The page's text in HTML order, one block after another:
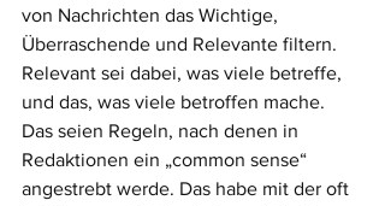
von Nachrichten das Wichtige,
Überraschende und Relevante filtern.
Relevant sei dabei, was viele betreffe,
und das, was viele betroffen mache.
Das seien Regeln, nach denen in
Redaktionen ein „common sense“
angestrebt werde. Das habe mit der oft